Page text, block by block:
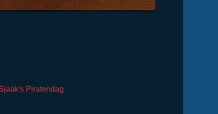
Piratendag